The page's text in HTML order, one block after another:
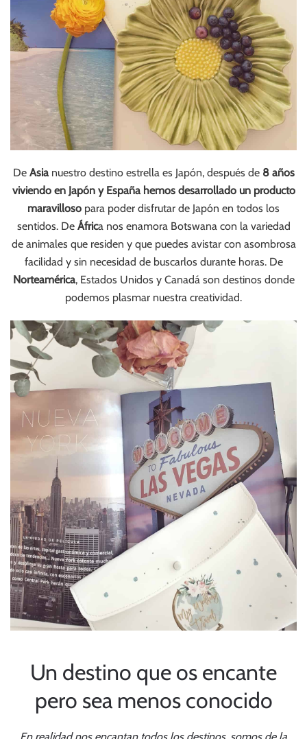
DeAsianuestro destino estrella es Japón, después de 8 años
viviendo en Japón y España hemos desarrollado un producto
maravilloso para poder disfrutar de Japón en todos los
sentidos. De África nos enamora Botswana con la variedad
de animales que residen y que puedes avistar con asombrosa
facilidad y sin necesidad de buscarlos durante horas. De
Norteamérica, Estados Unidos y Canadá son destinos donde
podemos plasmar nuestra creatividad.
Un destino que os encante
pero sea menos conocido
En realidad nos encantan todos los destinos, somos de la